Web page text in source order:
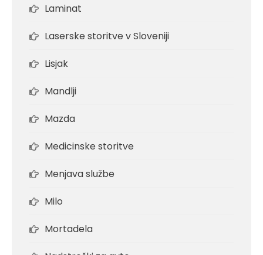
Laminat
Laserske storitve v Sloveniji
Lisjak
Mandlji
Mazda
Medicinske storitve
Menjava službe
Milo
Mortadela